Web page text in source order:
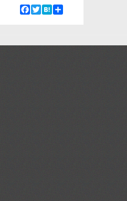
Facebook
Twitter
Hatena